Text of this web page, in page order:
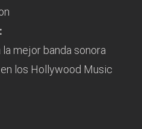
la mejor banda sonora
los Hollywood Music